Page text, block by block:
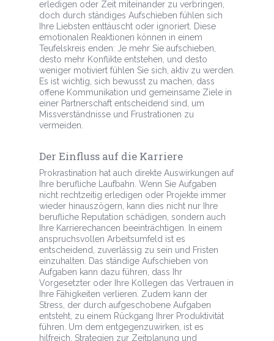
erledigen oder Zeit miteinander zu verbringen,
doch durch ständiges Aufschieben fühlen sich
Ihre Liebsten enttäuscht oder ignoriert. Diese
emotionalen Reaktionen können in einem
Teufelskreis enden: Je mehr Sie aufschieben,
desto mehr Konflikte entstehen, und desto
weniger motiviert fühlen Sie sich, aktiv zu werden.
Es ist wichtig, sich bewusst zu machen, dass
offene Kommunikation und gemeinsame Ziele in
einer Partnerschaft entscheidend sind, um
Missverständnisse und Frustrationen zu
vermeiden.
Der Einfluss auf die Karriere
Prokrastination hat auch direkte Auswirkungen auf
Ihre berufliche Laufbahn. Wenn Sie Aufgaben
nicht rechtzeitig erledigen oder Projekte immer
wieder hinauszögern, kann dies nicht nur Ihre
berufliche Reputation schädigen, sondern auch
Ihre Karrierechancen beeinträchtigen. In einem
anspruchsvollen Arbeitsumfeld ist es
entscheidend, zuverlässig zu sein und Fristen
einzuhalten. Das ständige Aufschieben von
Aufgaben kann dazu führen, dass Ihr
Vorgesetzter oder Ihre Kollegen das Vertrauen in
Ihre Fähigkeiten verlieren. Zudem kann der
Stress, der durch aufgeschobene Aufgaben
entsteht, zu einem Rückgang Ihrer Produktivität
führen. Um dem entgegenzuwirken, ist es
hilfreich, Strategien zur Zeitplanung und